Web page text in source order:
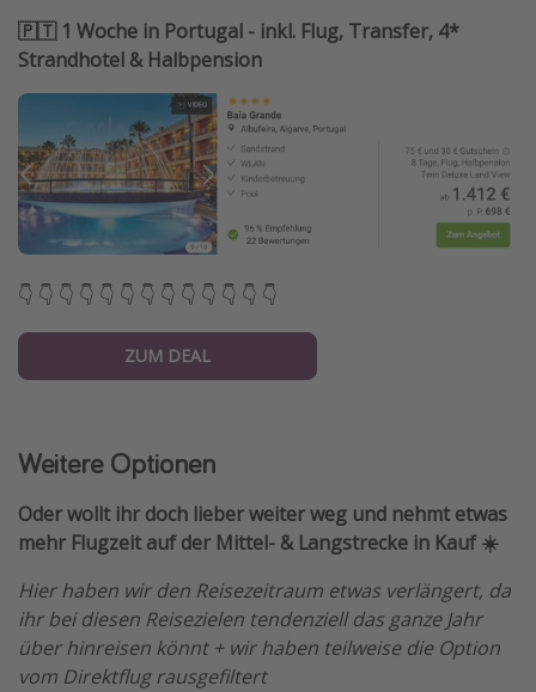
🇵🇹 1 Woche in Portugal - inkl. Flug, Transfer, 4*
Strandhotel & Halbpension
👇 👇 👇 👇 👇 👇 👇 👇 👇 👇 👇 👇 👇
ZUM DEAL
Weitere Optionen
Oder wollt ihr doch lieber weiter weg und nehmt etwas
mehr Flugzeit auf der Mittel- & Langstrecke in Kauf ☀️
Hier haben wir den Reisezeitraum etwas verlängert, da
ihr bei diesen Reisezielen tendenziell das ganze Jahr
über hinreisen könnt + wir haben teilweise die Option
vom Direktflug rausgefiltert